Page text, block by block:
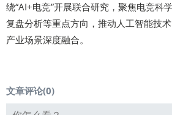
绕“AI+电竞”开展联合研究，聚焦电竞科
复盘分析等重点方向，推动人工智能技
产业场景深度融合。
文章评论(0)